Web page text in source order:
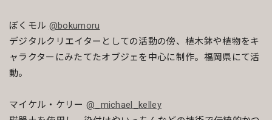
ぼくモル @bokumoru
デジタルクリエイターとしての活動の傍、植木鉢や植物をキ
ャラクターにみたてたオブジェを中心に制作。福岡県にて活
動。
マイケル・ケリー @_michael_kelley